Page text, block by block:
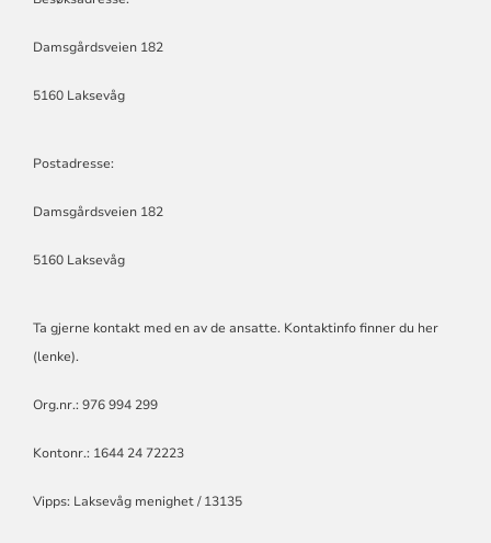
Damsgårdsveien 182
5160 Laksevåg
Postadresse:
Damsgårdsveien 182
5160 Laksevåg
Ta gjerne kontakt med en av de ansatte. Kontaktinfo finner du her
(lenke).
Org.nr.: 976 994 299
Kontonr.: 1644 24 72223
Vipps: Laksevåg menighet / 13135